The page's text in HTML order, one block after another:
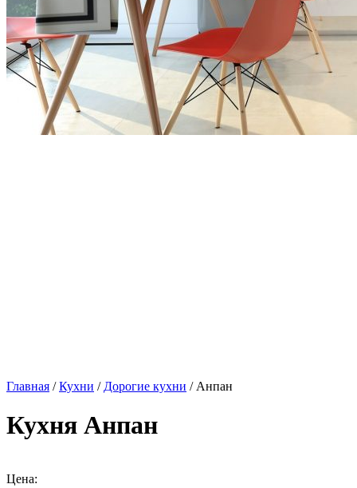
Главная /Кухни / Дорогие кухни / Анпан
Кухня Анпан
Цена: